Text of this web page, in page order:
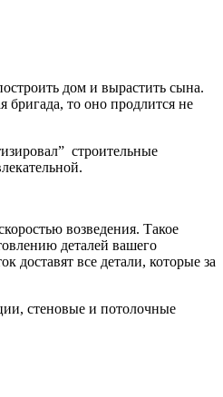
дом и вырастить сына.
бригада, то оно продлится не
строительные
возведения. Такое
деталей вашего
доставят все детали, которые за
стеновые и потолочные